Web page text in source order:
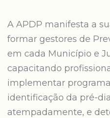
A APDP manifesta a
formar gestores de
em cada Município e
capacitando
implementar
identificação da pré-
atempadamente, e